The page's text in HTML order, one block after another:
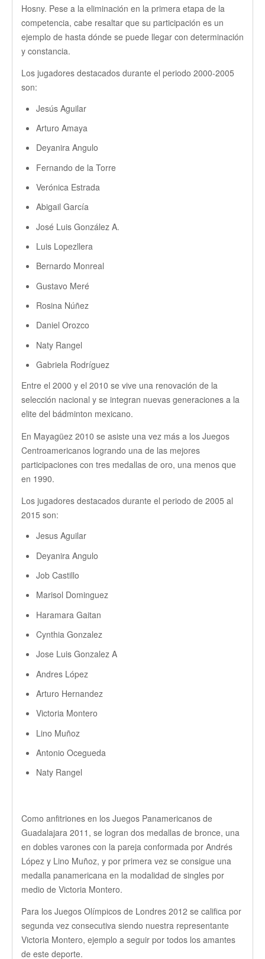
Hosny. Pese a la eliminación en la primera etapa de la
competencia, cabe resaltar que su participación es un
ejemplo de hasta dónde se puede llegar con determinación
y constancia.
Los jugadores destacados durante el periodo 2000-2005
son:
Jesús Aguilar
Arturo Amaya
Deyanira Angulo
Fernando de la Torre
Verónica Estrada
Abigail García
José Luis González A.
Luis Lopezllera
Bernardo Monreal
Gustavo Meré
Rosina Núñez
Daniel Orozco
Naty Rangel
Gabriela Rodríguez
Entre el 2000 y el 2010 se vive una renovación de la
selección nacional y se integran nuevas generaciones a la
elite del bádminton mexicano.
En Mayagüez 2010 se asiste una vez más a los Juegos
Centroamericanos logrando una de las mejores
participaciones con tres medallas de oro, una menos que
en 1990.
Los jugadores destacados durante el periodo de 2005 al
2015 son:
Jesus Aguilar
Deyanira Angulo
Job Castillo
Marisol Dominguez
Haramara Gaitan
Cynthia Gonzalez
Jose Luis Gonzalez A
Andres López
Arturo Hernandez
Victoria Montero
Lino Muñoz
Antonio Ocegueda
Naty Rangel
Como anfitriones en los Juegos Panamericanos de
Guadalajara 2011, se logran dos medallas de bronce, una
en dobles varones con la pareja conformada por Andrés
López y Lino Muñoz, y por primera vez se consigue una
medalla panamericana en la modalidad de singles por
medio de Victoria Montero.
Para los Juegos Olímpicos de Londres 2012 se califica por
segunda vez consecutiva siendo nuestra representante
Victoria Montero, ejemplo a seguir por todos los amantes
de este deporte.